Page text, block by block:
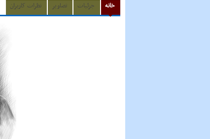
خانه جزئیات تصاویر نظرات کاربران